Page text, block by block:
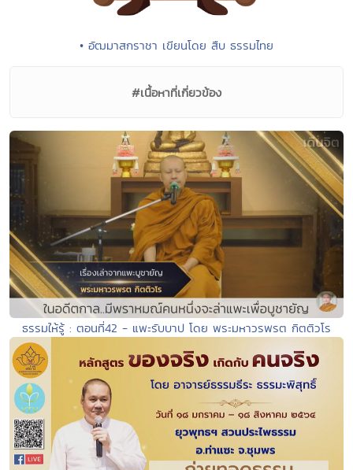
• อัฒมาสกราชา เขียนโดย สืบ ธรรมไทย
#เนื้อหาที่เกี่ยวข้อง
ธรรมให้รู้ : ตอนที่42 - แพะรับบาป โดย พระมหาวรพรต กิตติวโร